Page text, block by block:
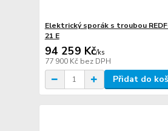
Elektrický sporák s troubou
21 E
94 259 Kč/ks
77 900 Kč bez DPH
Přidat do